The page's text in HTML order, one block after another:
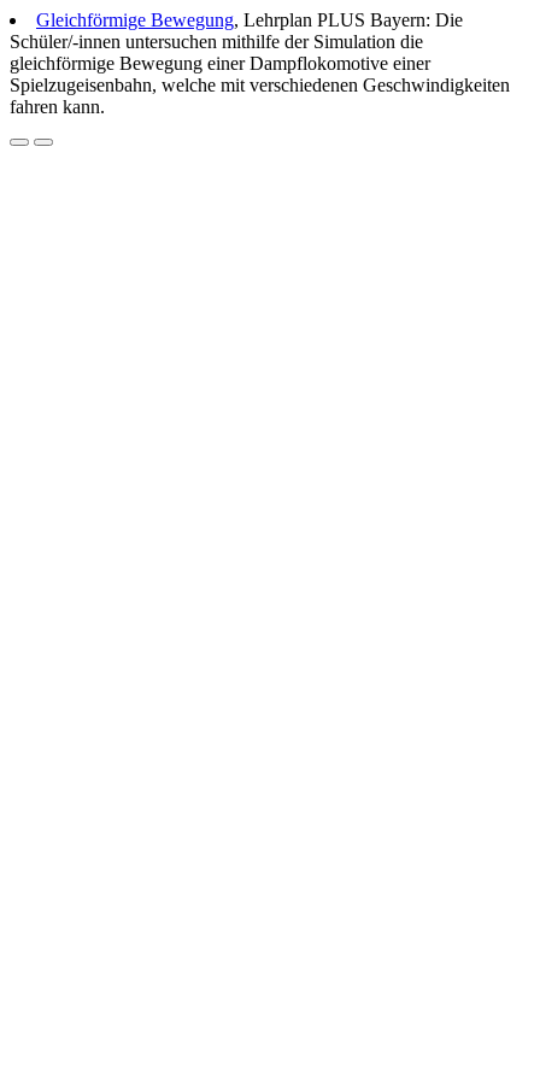
Gleichförmige Bewegung, Lehrplan PLUS Bayern: Die
Schüler/-innen untersuchen mithilfe der Simulation die
gleichförmige Bewegung einer Dampflokomotive einer
Spielzugeisenbahn, welche mit verschiedenen Geschwindigkeiten
fahren kann.